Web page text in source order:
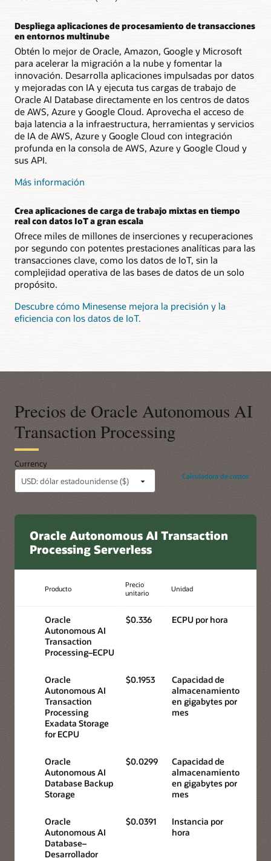
Despliega aplicaciones de procesamiento de transacciones
en entornos multinube
Obtén lo mejor de Oracle, Amazon, Google y Microsoft
para acelerar la migración a la nube y fomentar la
innovación. Desarrolla aplicaciones impulsadas por datos
y mejoradas con IA y ejecuta tus cargas de trabajo de
Oracle AI Database directamente en los centros de datos
de AWS, Azure y Google Cloud. Aprovecha el acceso de
baja latencia a la infraestructura, herramientas y servicios
de IA de AWS, Azure y Google Cloud con integración
profunda en la consola de AWS, Azure y Google Cloud y
sus API.
Más información
Crea aplicaciones de carga de trabajo mixtas en tiempo
real con datos IoT a gran escala
Ofrece miles de millones de inserciones y recuperaciones
por segundo con potentes prestaciones analíticas para las
transacciones clave, como los datos de IoT, sin la
complejidad operativa de las bases de datos de un solo
propósito.
Descubre cómo Minesense mejora la precisión y la
eficiencia con los datos de IoT.
Precios de Oracle Autonomous AI
Transaction Processing
Currency
Calculadora de costos
Oracle Autonomous AI Transaction
Processing Serverless
Producto
Precio
unitario
Unidad
Oracle
Autonomous AI
Transaction
Processing–ECPU
$0.336 ECPU por hora
Oracle
Autonomous AI
Transaction
Processing
Exadata Storage
for ECPU
$0.1953
Capacidad de
almacenamiento
en gigabytes por
mes
Oracle
Autonomous AI
Database Backup
Storage
$0.0299
Capacidad de
almacenamiento
en gigabytes por
mes
Oracle
Autonomous AI
Database–
Desarrollador
$0.0391
Instancia por
hora